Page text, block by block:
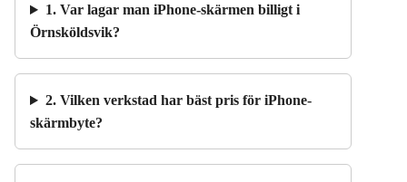
1. Var lagar man iPhone-skärmen billigt i
Örnsköldsvik?
2. Vilken verkstad har bäst pris för iPhone-
skärmbyte?